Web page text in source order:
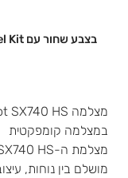
במצלמה קומפקטית
מושלם בין נוחות,